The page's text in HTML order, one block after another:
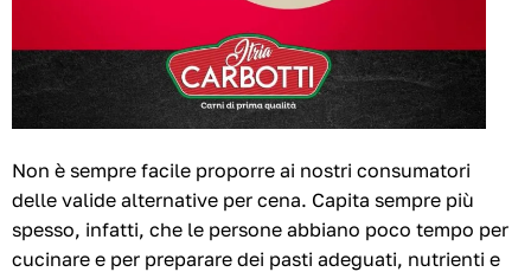
Non è sempre facile proporre ai nostri consumatori
delle valide alternative per cena. Capita sempre più
spesso, infatti, che le persone abbiano poco tempo per
cucinare e per preparare dei pasti adeguati, nutrienti e